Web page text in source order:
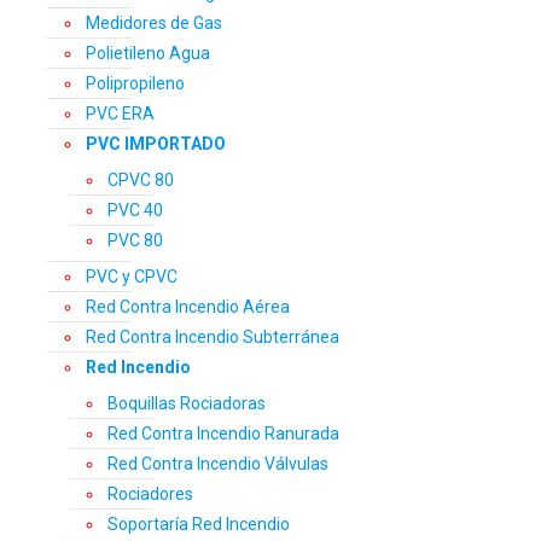
Medidores de Gas
Polietileno Agua
Polipropileno
PVC ERA
PVC IMPORTADO
CPVC 80
PVC 40
PVC 80
PVC y CPVC
Red Contra Incendio Aérea
Red Contra Incendio Subterránea
Red Incendio
Boquillas Rociadoras
Red Contra Incendio Ranurada
Red Contra Incendio Válvulas
Rociadores
Soportaría Red Incendio